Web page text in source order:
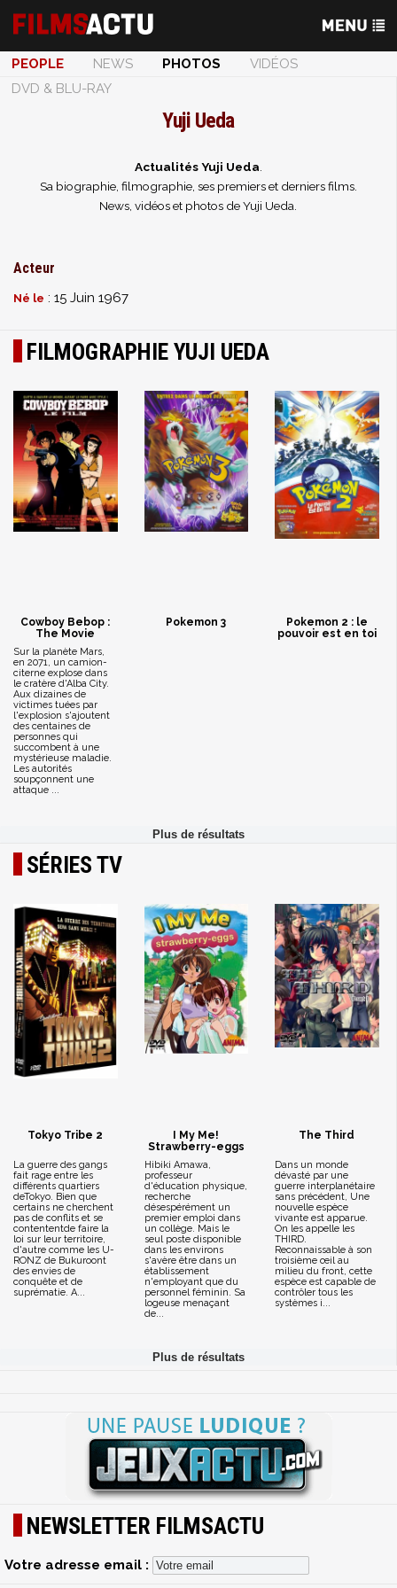
PEOPLE NEWS PHOTOS
VIDÉOS
DVD & BLU-RAY
Yuji Ueda
Actualités Yuji Ueda
Sa biographie, filmographie, ses premiers et derniers films.
News, vidéos et photos de Yuji Ueda.
Acteur
Né le : 15 Juin 1967
FILMOGRAPHIE YUJI UEDA
Cowboy Bebop :
The Movie
Sur la planète Mars,
en 2071, un camion-
citerne explose dans
le cratère d'Alba City.
Aux dizaines de
victimes tuées par
l'explosion s'ajoutent
des centaines de
personnes qui
succombent à une
mystérieuse maladie.
Les autorités
soupçonnent une
attaque ...
Pokemon 3
Pokemon 2 : le
pouvoir est en toi
SÉRIES TV
Tokyo Tribe 2
La guerre des gangs
fait rage entre les
différents quartiers
deTokyo. Bien que
certains ne cherchent
pas de conflits et se
contententde faire la
loi sur leur territoire,
d'autre comme les U-
RONZ de Bukuroont
des envies de
conquête et de
suprématie. A...
I My Me!
Strawberry-eggs
Hibiki Amawa,
professeur
d'éducation physique,
recherche
désespérément un
premier emploi dans
un collège. Mais le
seul poste disponible
dans les environs
s'avère être dans un
établissement
n'employant que du
personnel féminin. Sa
logeuse menaçant
de...
The Third
Dans un monde
dévasté par une
guerre interplanétaire
sans précédent, Une
nouvelle espèce
vivante est apparue.
On les appelle les
THIRD.
Reconnaissable à son
troisième œil au
milieu du front, cette
espèce est capable de
contrôler tous les
systèmes i...
NEWSLETTER FILMSACTU
Votre adresse email :